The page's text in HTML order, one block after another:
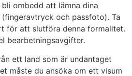
ombedd att lämna dina
och passfoto). Ta
för att slutföra denna formalitet.
bearbetningsavgifter.
ett land som är undantaget
måste du ansöka om ett visum